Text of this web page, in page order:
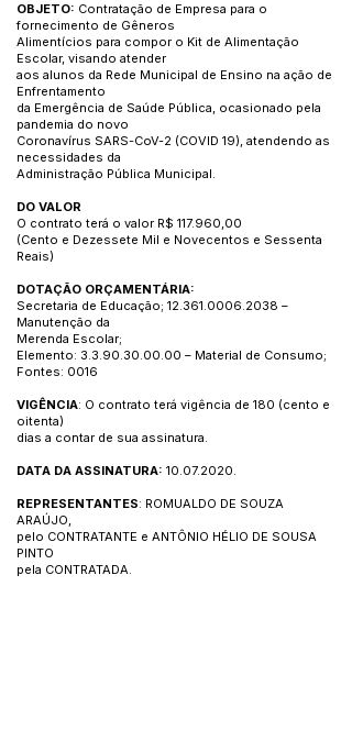
OBJETO: Contratação de Empresa para o
fornecimento de Gêneros
Alimentícios para compor o Kit de Alimentação
Escolar, visando atender
aos alunos da Rede Municipal de Ensino na ação de
Enfrentamento
da Emergência de Saúde Pública, ocasionado pela
pandemia do novo
Coronavírus SARS-CoV-2 (COVID 19), atendendo as
necessidades da
Administração Pública Municipal.
DO VALOR
O contrato terá o valor R$ 117.960,00
(Cento e Dezessete Mil e Novecentos e Sessenta
Reais)
DOTAÇÃO ORÇAMENTÁRIA:
Secretaria de Educação; 12.361.0006.2038 –
Manutenção da
Merenda Escolar;
Elemento: 3.3.90.30.00.00 – Material de Consumo;
Fontes: 0016
VIGÊNCIA: O contrato terá vigência de 180 (cento e
oitenta)
dias a contar de sua assinatura.
DATA DA ASSINATURA: 10.07.2020.
REPRESENTANTES: ROMUALDO DE SOUZA
ARAÚJO,
pelo CONTRATANTE e ANTÔNIO HÉLIO DE SOUSA
PINTO
pela CONTRATADA.